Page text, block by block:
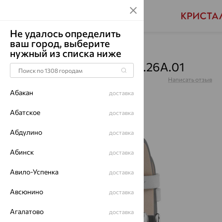
Главная Каталог Часы
Часы, серебро, 1010.0.9.26A.01
Артикул:1010.0.9.26A.01 Написать отзыв
Не удалось определить
ваш город, выберите
нужный из списка ниже
Абакан доставка
Абатское доставка
Абдулино доставка
Абинск доставка
Авило-Успенка доставка
Авсюнино доставка
Агалатово доставка